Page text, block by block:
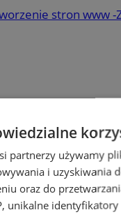
stron www -
partnerzy używamy
i uzyskiwania
oraz do
unikalne